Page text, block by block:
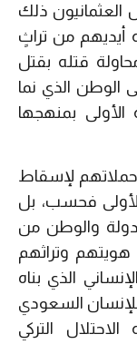
العثمانيون ذلك
أيديهم من تراثٍ
قتله بقتل
الوطن الذي نما
بمنهجها
حملاتهم لإسقاط
الأولى فحسب، بل
والوطن من
وتراثهم
الذي بناه
للإنسان السعودي
التركي